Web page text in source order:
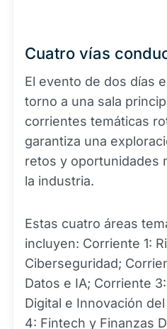
Cuatro vías
El evento de dos días
torno a una sala
corrientes temáticas
garantiza una
retos y oportunidades
la industria.
Estas cuatro áreas
incluyen: Corriente 1:
Ciberseguridad;
Datos e IA; Corriente
Digital e Innovación
4: Fintech y Finanzas